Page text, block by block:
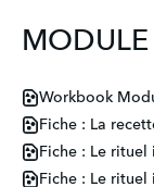
Workbook
Fiche : La
Fiche : Le rituel
Fiche : Le